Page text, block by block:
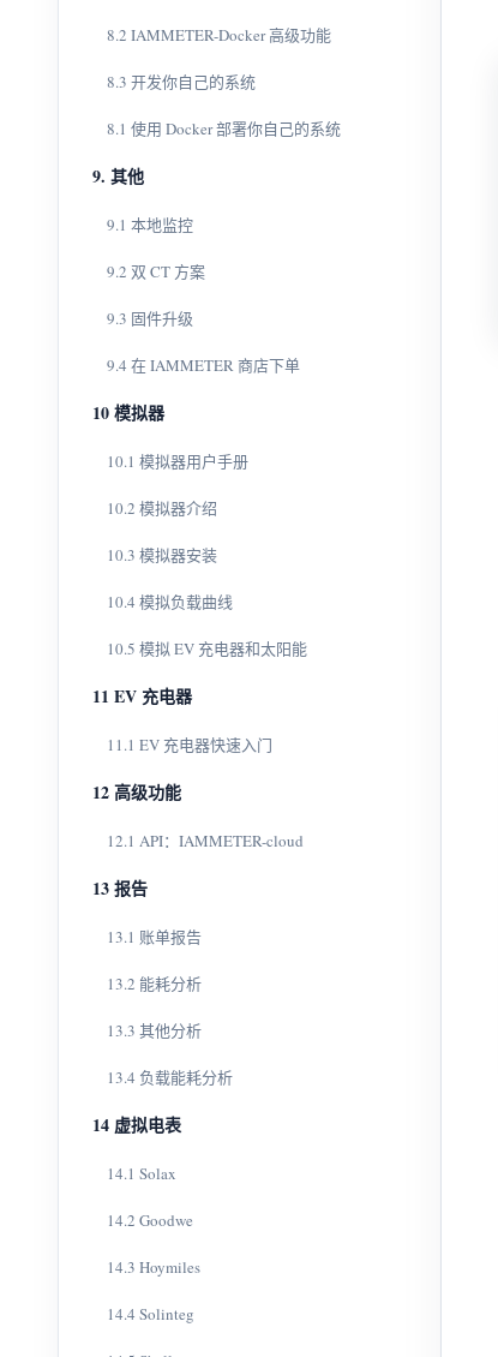
8.2 IAMMETER-Docker 高级功能
8.3 开发你自己的系统
8.1 使用 Docker 部署你自己的系统
9. 其他
9.1 本地监控
9.2 双 CT 方案
9.3 固件升级
9.4 在 IAMMETER 商店下单
10 模拟器
10.1 模拟器用户手册
10.2 模拟器介绍
10.3 模拟器安装
10.4 模拟负载曲线
10.5 模拟 EV 充电器和太阳能
11 EV 充电器
11.1 EV 充电器快速入门
12 高级功能
12.1 API：IAMMETER-cloud
13 报告
13.1 账单报告
13.2 能耗分析
13.3 其他分析
13.4 负载能耗分析
14 虚拟电表
14.1 Solax
14.2 Goodwe
14.3 Hoymiles
14.4 Solinteg